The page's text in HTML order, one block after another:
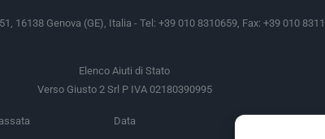
16138 Genova (GE), Italia - Tel: +39 010 8310659, Fax: +39 010
Elenco Aiuti di Stato
Verso Giusto 2 Srl P IVA 02180390995
Data